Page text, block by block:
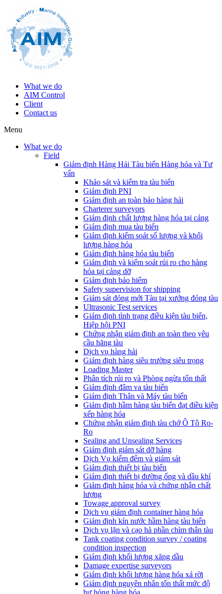
What we do
AIM Control
Client
Contact us
Menu
What we do
Field
Giám định Hàng Hải Tàu biển Hàng hóa và Tư
vấn
Khảo sát và kiểm tra tàu biển
Giám định PNI
Giám định an toàn bảo hàng hải
Charterer surveyors
Giám định chất lượng hàng hóa tại cảng
​Giám định mua tàu biển
Giám định kiểm soát số lượng và khối
lượng hàng hóa
Giám định hàng hóa tàu biển
Giám định và kiểm soát rủi ro cho hàng
hóa tại cảng dỡ
Giám định bảo hiểm
Safety supervision for shipping
Giám sát đóng mới Tàu tại xưởng đóng tàu
Ultrasonic Test services
Giám định tình trạng điều kiện tàu biển,
Hiệp hội PNI
Chứng nhận giám định an toàn theo yêu
cầu hãng tàu
Dịch vụ hàng hải
Giám định hàng siêu trường siêu trọng
Loading Master
Phân tích rủi ro và Phòng ngừa tổn thất
​Giám định đâm va tàu biển
Giám định Thân và Máy tàu biển
​Giám định hầm hàng tàu biển đạt điều kiện
xếp hàng hóa
Chứng nhận giám định tàu chở Ô Tô Ro-
Ro
Sealing and Unsealing Services
Giám định giám sát dỡ hàng
Dịch Vụ kiểm đếm và giám sát
Giám định thiết bị tàu biển
Giám định thiết bị đường ống và dầu khí
Giám định hàng hóa và chứng nhận chất
lượng
Towage approval survey
Dịch vụ giám định container hàng hóa
Giám định kín nước hầm hàng tàu biển
Dịch vụ lặn và cạo hà phần chìm thân tàu
Tank coating condition survey / coating
condition inspection
Giám định khối lượng xăng dầu
Damage expertise surveyors
Giám định khối lượng hàng hóa xá rời
Giám định nguyên nhân tổn thất mức độ